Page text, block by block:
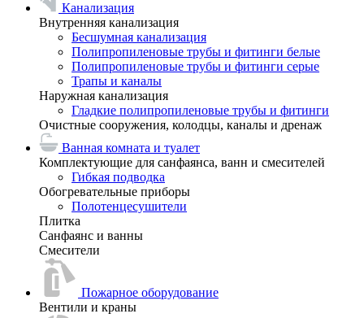
Канализация
Внутренняя канализация
Бесшумная канализация
Полипропиленовые трубы и фитинги белые
Полипропиленовые трубы и фитинги серые
Трапы и каналы
Наружная канализация
Гладкие полипропиленовые трубы и фитинги
Очистные сооружения, колодцы, каналы и дренаж
Ванная комната и туалет
Комплектующие для санфаянса, ванн и смесителей
Гибкая подводка
Обогревательные приборы
Полотенцесушители
Плитка
Санфаянс и ванны
Смесители
Пожарное оборудование
Вентили и краны